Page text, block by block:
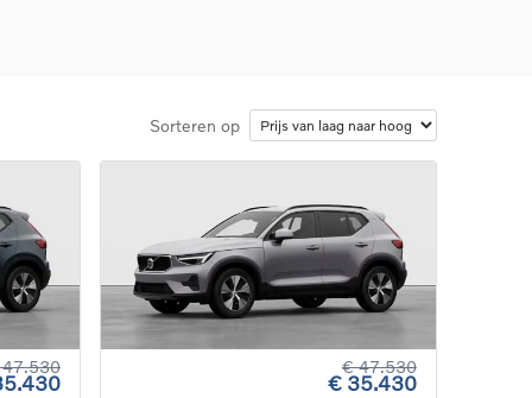
Sorteren op
€ 47.530
€ 35.430